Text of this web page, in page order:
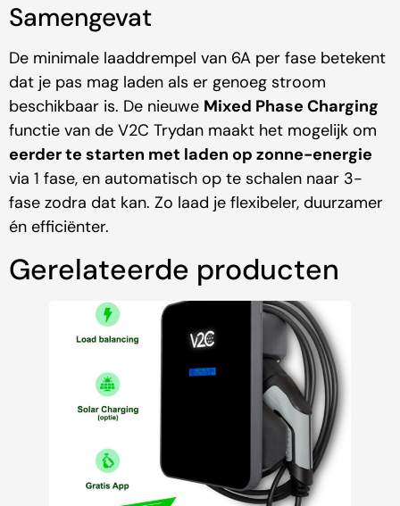
Samengevat
De minimale laaddrempel van 6A per fase betekent
dat je pas mag laden als er genoeg stroom
beschikbaar is. De nieuwe Mixed Phase Charging
functie van de V2C Trydan maakt het mogelijk om
eerder te starten met laden op zonne-energie
via 1 fase, en automatisch op te schalen naar 3-
fase zodra dat kan. Zo laad je flexibeler, duurzamer
én efficiënter.
Gerelateerde producten